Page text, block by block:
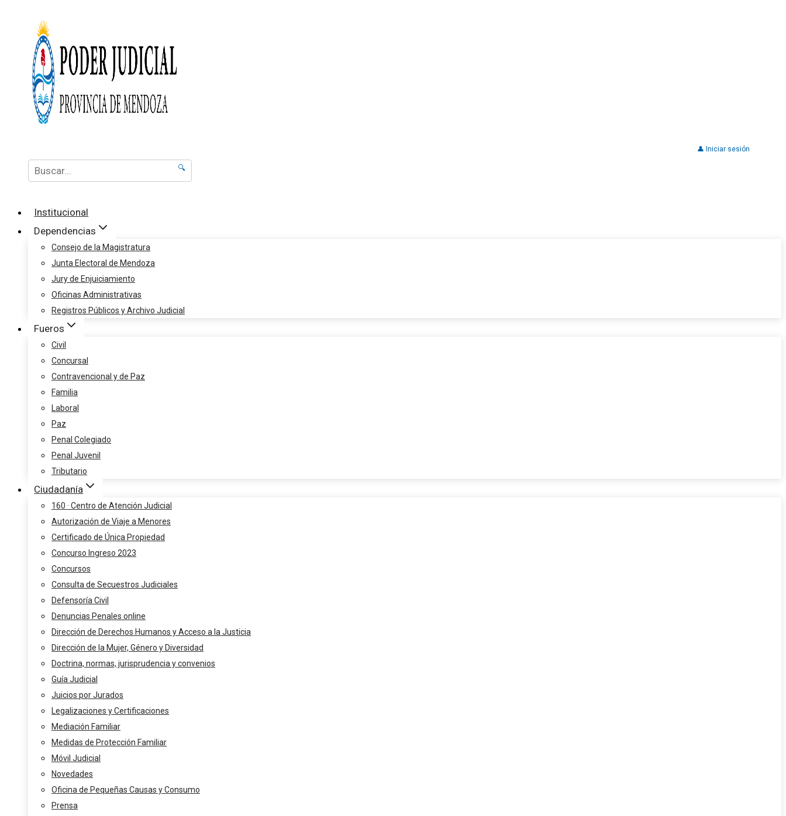
👤 Iniciar sesión
🔍
Institucional
Dependencias
Consejo de la Magistratura
Junta Electoral de Mendoza
Jury de Enjuiciamiento
Oficinas Administrativas
Registros Públicos y Archivo Judicial
Fueros
Civil
Concursal
Contravencional y de Paz
Familia
Laboral
Paz
Penal Colegiado
Penal Juvenil
Tributario
Ciudadanía
160 · Centro de Atención Judicial
Autorización de Viaje a Menores
Certificado de Única Propiedad
Concurso Ingreso 2023
Concursos
Consulta de Secuestros Judiciales
Defensoría Civil
Denuncias Penales online
Dirección de Derechos Humanos y Acceso a la Justicia
Dirección de la Mujer, Género y Diversidad
Doctrina, normas, jurisprudencia y convenios
Guía Judicial
Juicios por Jurados
Legalizaciones y Certificaciones
Mediación Familiar
Medidas de Protección Familiar
Móvil Judicial
Novedades
Oficina de Pequeñas Causas y Consumo
Prensa